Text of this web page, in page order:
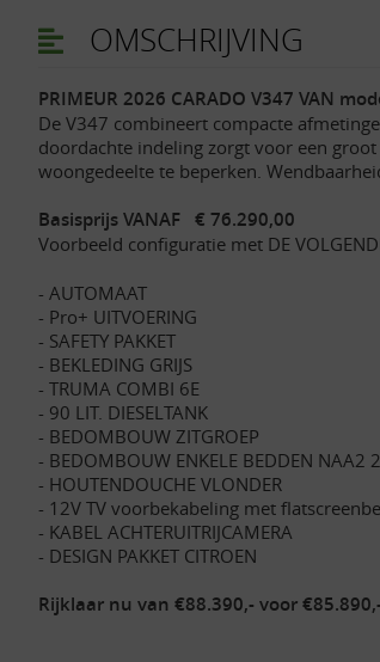
OMSCHRIJVING
PRIMEUR 2026 CARADO V347 VAN
De V347 combineert compacte
doordachte indeling zorgt voor een
woongedeelte te beperken.
Basisprijs VANAF € 76.290,00
Voorbeeld configuratie met DE
- AUTOMAAT
- Pro+ UITVOERING
- SAFETY PAKKET
- BEKLEDING GRIJS
- TRUMA COMBI 6E
- 90 LIT. DIESELTANK
- BEDOMBOUW ZITGROEP
- BEDOMBOUW ENKELE BEDDEN NAA2
- HOUTENDOUCHE VLONDER
- 12V TV voorbekabeling met
- KABEL ACHTERUITRIJCAMERA
- DESIGN PAKKET CITROEN
Rijklaar nu van €88.390,- voor